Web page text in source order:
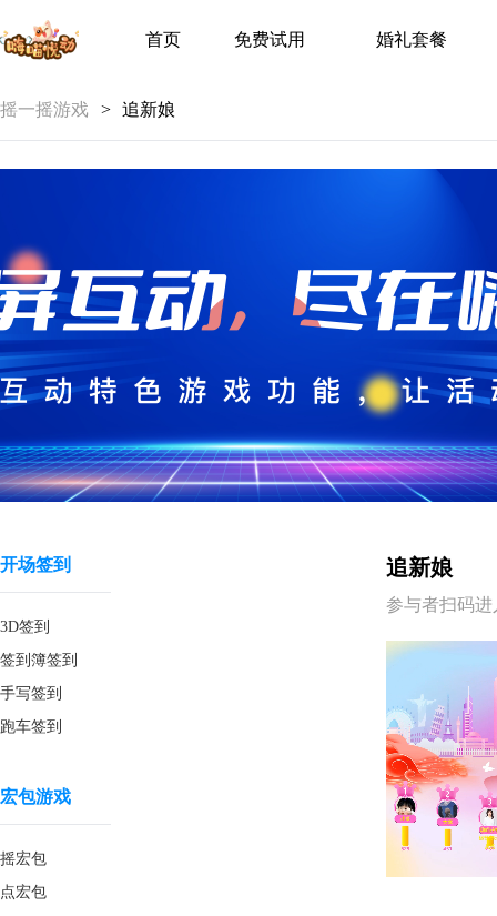
首页 免费试用 婚礼套餐
摇一摇游戏 > 追新娘
开场签到
3D签到
签到簿签到
手写签到
跑车签到
宏包游戏
摇宏包
点宏包
追新娘
参与者扫码